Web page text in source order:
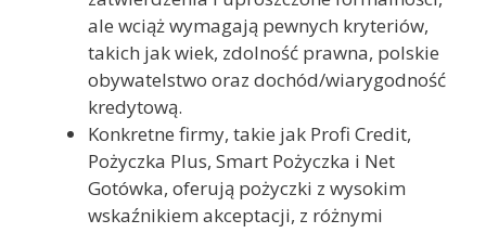
ale wciąż wymagają pewnych kryteriów,
takich jak wiek, zdolność prawna, polskie
obywatelstwo oraz dochód/wiarygodność
kredytową.
Konkretne firmy, takie jak Profi Credit,
Pożyczka Plus, Smart Pożyczka i Net
Gotówka, oferują pożyczki z wysokim
wskaźnikiem akceptacji, z różnymi